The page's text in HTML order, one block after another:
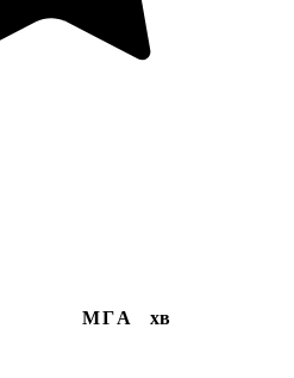
МГА хв